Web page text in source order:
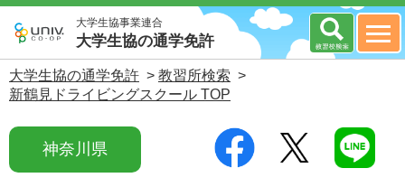
大学生協事業連合
大学生協の通学免許
大学生協の通学免許 > 教習所検索 >
新鶴見ドライビングスクール TOP
神奈川県